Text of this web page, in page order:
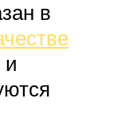
в
и